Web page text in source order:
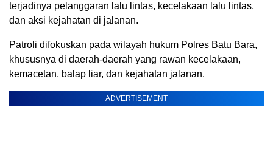
terjadinya pelanggaran lalu lintas, kecelakaan lalu lintas,
dan aksi kejahatan di jalanan.
Patroli difokuskan pada wilayah hukum Polres Batu Bara,
khususnya di daerah-daerah yang rawan kecelakaan,
kemacetan, balap liar, dan kejahatan jalanan.
ADVERTISEMENT